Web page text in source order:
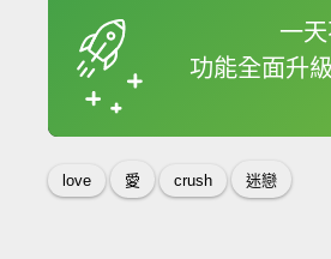
一
功能全面升
love 愛 crush 迷戀